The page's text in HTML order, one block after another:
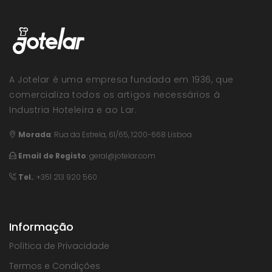
A Jotelar é uma empresa fundada em 1936, que
comercializa todos os artigos necessários à
Industria Hoteleira e ao Lar.
Morada: Rua da Estrela, 61/65, 1200-668 Lisboa
Email de Registo:geral@jotelar.com
Tel.: +351 213 920 560
Informação
Política de Privacidade
Termos e Condições